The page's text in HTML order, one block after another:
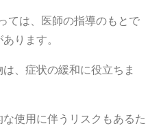
ては、医師の指導のもとで
ります。
、症状の緩和に役立ちま
使用に伴うリスクもあるた